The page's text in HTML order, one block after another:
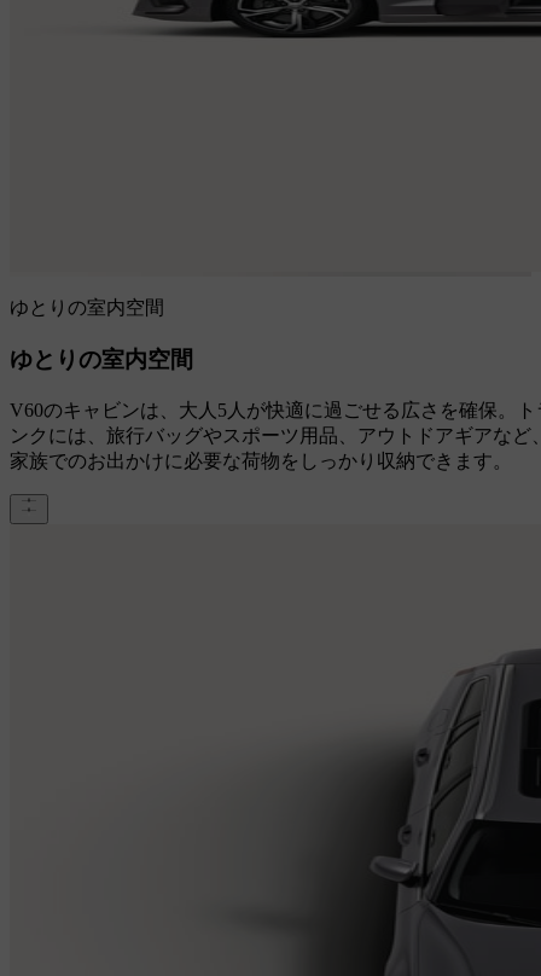
ゆとりの室内空間
ゆとりの室内空間
V60のキャビンは、大人5人が快適に過ごせる広さを確保。ト
ンクには、旅行バッグやスポーツ用品、アウトドアギアなど
家族でのお出かけに必要な荷物をしっかり収納できます。